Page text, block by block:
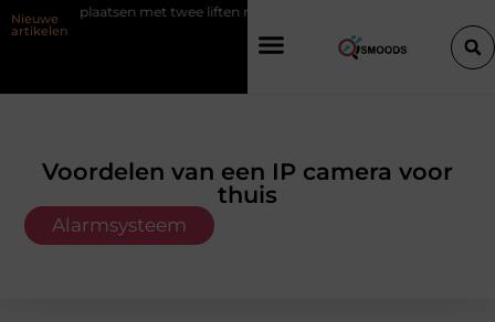
Nieuwe
artikelen
met twee liften naast elkaar
Voordelen van een IP camera voor
thuis
Alarmsysteem